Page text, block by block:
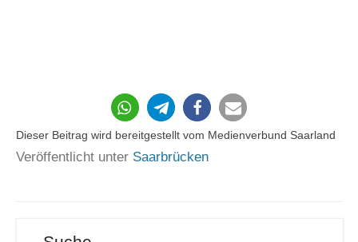
Dieser Beitrag wird bereitgestellt vom Medienverbund Saarland
Veröffentlicht unter Saarbrücken